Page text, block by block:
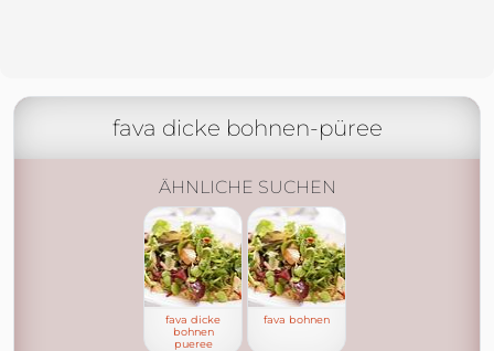
fava dicke bohnen-püree
ÄHNLICHE SUCHEN
fava dicke
bohnen
pueree
fava bohnen